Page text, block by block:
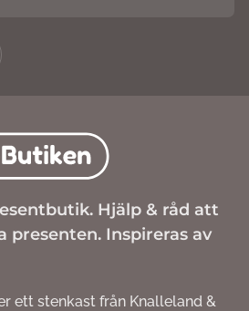
Hjälp & råd att
presenten. Inspireras av
ett stenkast från Knalleland &